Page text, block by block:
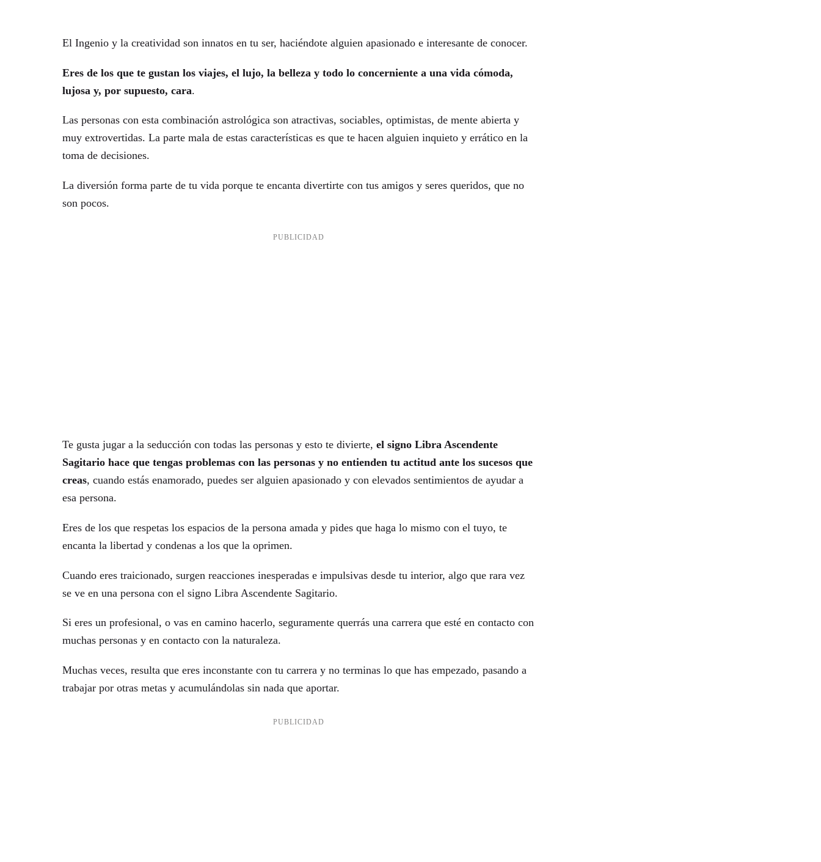
El Ingenio y la creatividad son innatos en tu ser, haciéndote alguien apasionado e interesante de conocer.
Eres de los que te gustan los viajes, el lujo, la belleza y todo lo concerniente a una vida cómoda,
lujosa y, por supuesto, cara.
Las personas con esta combinación astrológica son atractivas, sociables, optimistas, de mente abierta y
muy extrovertidas. La parte mala de estas características es que te hacen alguien inquieto y errático en la
toma de decisiones.
La diversión forma parte de tu vida porque te encanta divertirte con tus amigos y seres queridos, que no
son pocos.
Te gusta jugar a la seducción con todas las personas y esto te divierte, el signo Libra Ascendente
Sagitario hace que tengas problemas con las personas y no entienden tu actitud ante los sucesos que
creas, cuando estás enamorado, puedes ser alguien apasionado y con elevados sentimientos de ayudar a
esa persona.
Eres de los que respetas los espacios de la persona amada y pides que haga lo mismo con el tuyo, te
encanta la libertad y condenas a los que la oprimen.
Cuando eres traicionado, surgen reacciones inesperadas e impulsivas desde tu interior, algo que rara vez
se ve en una persona con el signo Libra Ascendente Sagitario.
Si eres un profesional, o vas en camino hacerlo, seguramente querrás una carrera que esté en contacto con
muchas personas y en contacto con la naturaleza.
Muchas veces, resulta que eres inconstante con tu carrera y no terminas lo que has empezado, pasando a
trabajar por otras metas y acumulándolas sin nada que aportar.